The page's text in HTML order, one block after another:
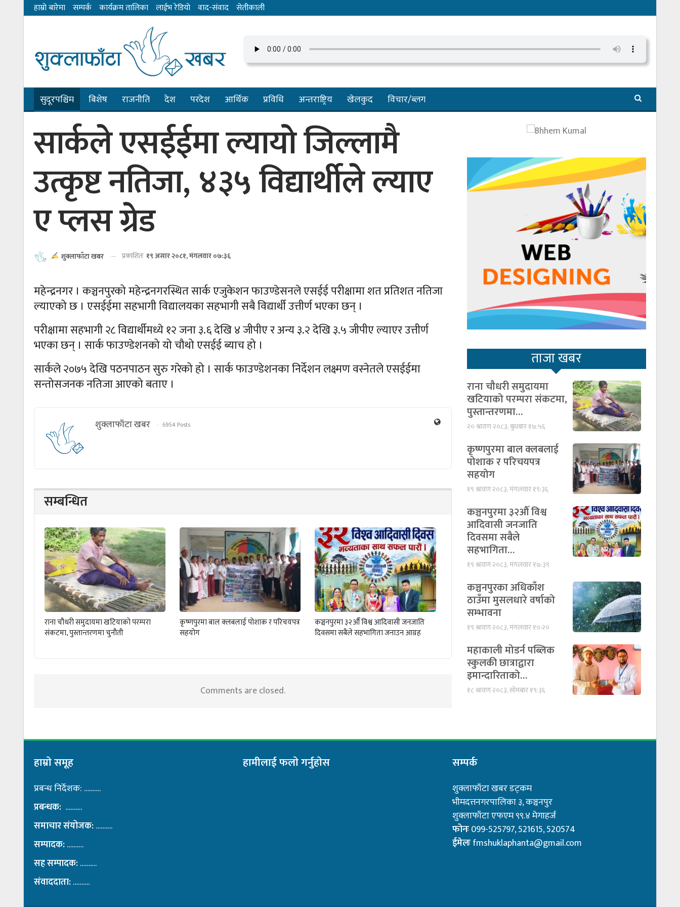
हाम्राे बारेमा सम्पर्क कार्यक्रम तालिका लाईभ रेडियाे वाद-संवाद सेतीकाली
सुदूरपश्चिम बिशेष राजनीति देश परदेश आर्थिक प्रविधि अन्तराष्ट्रिय खेलकुद विचार/ब्लग
सार्कले एसईईमा ल्यायो जिल्लामै
उत्कृष्ट नतिजा, ४३५ विद्यार्थीले ल्याए
ए प्लस ग्रेड
शुक्लाफाँटा खबर प्रकाशितः १९ असार २०८१, मंगलवार ०७:३६
महेन्द्रनगर । कञ्चनपुरको महेन्द्रनगरस्थित सार्क एजुकेशन फाउण्डेसनले एसईई परीक्षामा शत प्रतिशत नतिजा
ल्याएको छ । एसईईमा सहभागी विद्यालयका सहभागी सबै विद्यार्थी उत्तीर्ण भएका छन् ।
परीक्षामा सहभागी २८ विद्यार्थीमध्ये १२ जना ३.६ देखि ४ जीपीए र अन्य ३.२ देखि ३.५ जीपीए ल्याएर उत्तीर्ण
भएका छन् । सार्क फाउण्डेशनको यो चौथो एसईई ब्याच हो ।
सार्कले २०७५ देखि पठनपाठन सुरु गरेको हो । सार्क फाउण्डेशनका निर्देशन लक्ष्मण वस्नेतले एसईईमा
सन्तोसजनक नतिजा आएको बताए ।
शुक्लाफाँटा खबर 6954 Posts
सम्बन्धित
राना चौधरी समुदायमा खटियाको परम्परा
संकटमा, पुस्तान्तरणमा चुनौती
कृष्णपुरमा बाल क्लबलाई पोशाक र परिचयपत्र
सहयोग
कञ्चनपुरमा ३२औँ विश्व आदिवासी जनजाति
दिवसमा सबैले सहभागिता जनाउन आग्रह
Comments are closed.
ताजा खबर
राना चौधरी समुदायमा
खटियाको परम्परा संकटमा,
पुस्तान्तरणमा…
२० श्रावण २०८३, बुधबार १७:५६
कृष्णपुरमा बाल क्लबलाई
पोशाक र परिचयपत्र
सहयोग
१९ श्रावण २०८३, मंगलवार १९:३६
कञ्चनपुरमा ३२औँ विश्व
आदिवासी जनजाति
दिवसमा सबैले
सहभागिता…
१९ श्रावण २०८३, मंगलवार १७:३९
कञ्चनपुरका अधिकाँश
ठाउँमा मुसलधारे वर्षाको
सम्भावना
१९ श्रावण २०८३, मंगलवार १०:२०
महाकाली मोडर्न पब्लिक
स्कुलकी छात्राद्वारा
इमान्दारिताको…
१८ श्रावण २०८३, सोमबार १९:३६
हाम्राे समूह
प्रबन्ध निर्देशक: ……….
प्रबन्धक: ……….
समाचार संयोजक:……….
सम्पादक:……….
सह सम्पादक:……….
संवाददाता:……….
हामीलाई फलाे गर्नुहाेस सम्पर्क
शुक्लाफाँटा खबर डट्कम
भीमदत्तनगरपालिका ३, कञ्चनपुर
शुक्लाफाँटा एफएम ९९.४ मेगाहर्ज
फोनः099-525797, 521615, 520574
ईमेलःfmshuklaphanta@gmail.com